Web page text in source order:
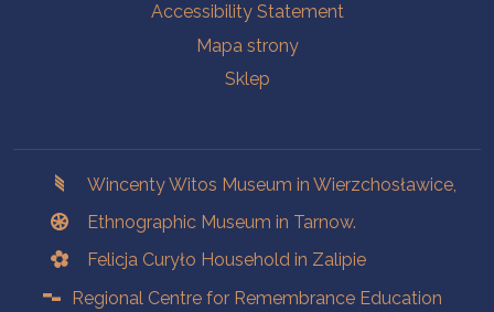
Accessibility Statement
Mapa strony
Sklep
Wincenty Witos Museum in Wierzchosławice,
Ethnographic Museum in Tarnow.
Felicja Curyło Household in Zalipie
Regional Centre for Remembrance Education